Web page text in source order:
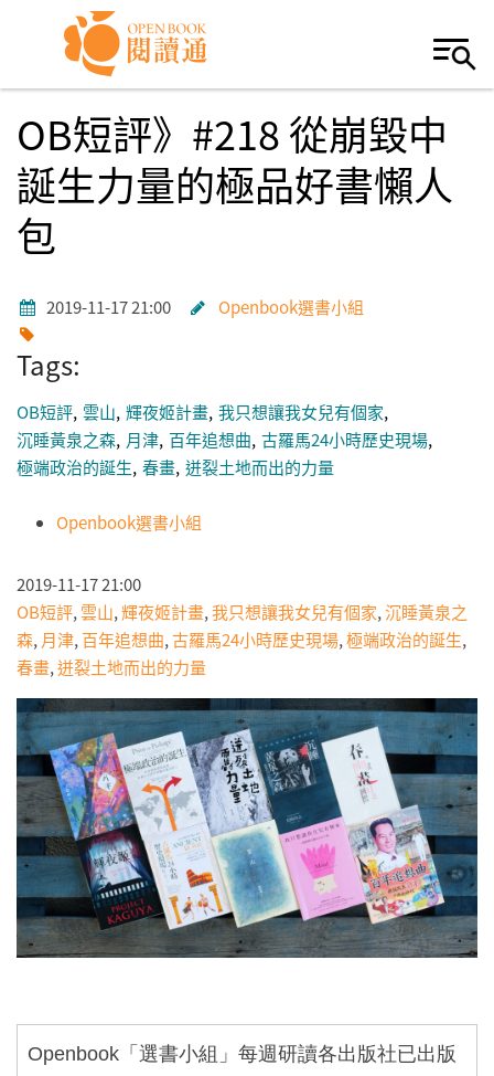
Skip to navigation
移至主內容
OB短評》#218 從崩毀中
誕生力量的極品好書懶人
包
2019-11-17 21:00 Openbook選書小組
Tags:
OB短評 雲山 輝夜姬計畫 我只想讓我女兒有個家
沉睡黃泉之森
月津 百年追想曲
古羅馬24小時歷史現場
極端政治的誕生
春畫 迸裂土地而出的力量
Openbook選書小組
2019-11-17 21:00
OB短評,雲山,輝夜姬計畫,我只想讓我女兒有個家,沉睡黃泉之
森, 月津, 百年追想曲,古羅馬24小時歷史現場,極端政治的誕生,
春畫,迸裂土地而出的力量
Openbook 「選書小組」每週研讀各出版社已出版